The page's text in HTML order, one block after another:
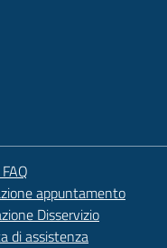
appuntamento
Disservizio
di assistenza